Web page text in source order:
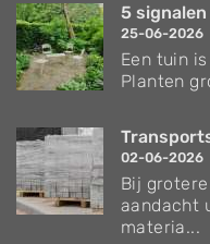
5
25-06-2026
Een tuin
Planten
02-06-2026
Bij
aandacht
materia...